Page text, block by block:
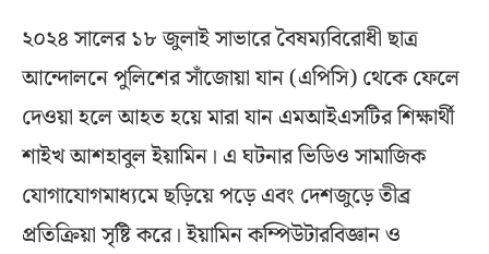
২০২৪ সালের ১৮ জুলাই সাভারে বৈষম্যবিরোধী ছাত্র
আন্দোলনে পুলিশের সাঁজোয়া যান (এপিসি) থেকে ফেলে
দেওয়া হলে আহত হয়ে মারা যান এমআইএসটির শিক্ষার্থী
শাইখ আশহাবুল ইয়ামিন। এ ঘটনার ভিডিও সামাজিক
যোগাযোগমাধ্যমে ছড়িয়ে পড়ে এবং দেশজুড়ে তীব্র
প্রতিক্রিয়া সৃষ্টি করে। ইয়ামিন কম্পিউটারবিজ্ঞান ও